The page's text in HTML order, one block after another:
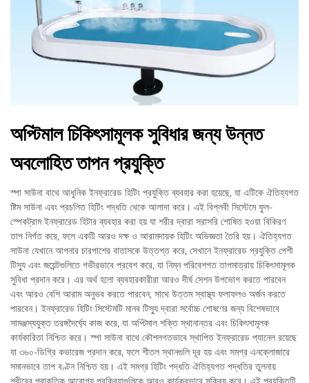
অপ্টিমাল চিকিৎসামূলক সুবিধার জন্য উন্নত
অবলোহিত তাপন প্রযুক্তি
স্পা সাউনা বাথে আধুনিক ইনফ্রারেড হিটিং প্রযুক্তি ব্যবহার করা হয়েছে, যা এটিকে ঐতিহ্যগত
ষ্টিম সাউনা এবং প্রচলিত হিটিং পদ্ধতি থেকে আলাদা করে। এই বিপ্লবী সিস্টেমে ফুল-
স্পেকট্রাম ইনফ্রারেড হিটার ব্যবহার করা হয় যা শরীর দ্বারা সরাসরি শোষিত হওয়া বিকিরণ
তাপ নির্গত করে, ফলে একটি আরও দক্ষ ও আরামদায়ক হিটিং অভিজ্ঞতা তৈরি হয়। ঐতিহ্যগত
সাউনা যেখানে আপনার চারপাশের বাতাসকে উত্তপ্ত করে, সেখানে ইনফ্রারেড প্রযুক্তি পেশী
টিস্যু এবং জয়েন্টগুলিতে গভীরভাবে প্রবেশ করে, যা নিম্ন পরিবেশগত তাপমাত্রায় চিকিৎসামূলক
সুবিধা প্রদান করে। এর অর্থ হলো ব্যবহারকারীরা আরও দীর্ঘ সেশন উপভোগ করতে পারবেন
এবং আরও বেশি আরাম অনুভব করতে পারবেন, সাথে উত্তম স্বাস্থ্য ফলাফলও অর্জন করতে
পারবেন। ইনফ্রারেড হিটিং সিস্টেমটি মানব টিস্যু দ্বারা সর্বোচ্চ শোষণের জন্য বিশেষভাবে
সামঞ্জস্যযুক্ত তরঙ্গদৈর্ঘ্যে কাজ করে, যা অপ্টিমাল শক্তি স্থানান্তর এবং চিকিৎসামূলক
কার্যকারিতা নিশ্চিত করে। স্পা সাউনা বাথে কৌশলগতভাবে স্থাপিত ইনফ্রারেড প্যানেল রয়েছে
যা ৩৬০-ডিগ্রি কভারেজ প্রদান করে, ফলে শীতল স্থানগুলি দূর হয় এবং সমগ্র এনক্লোজারে
সমানভাবে তাপ বণ্টন নিশ্চিত হয়। এই সমগ্র হিটিং পদ্ধতি ঐতিহ্যগত পদ্ধতির তুলনায়